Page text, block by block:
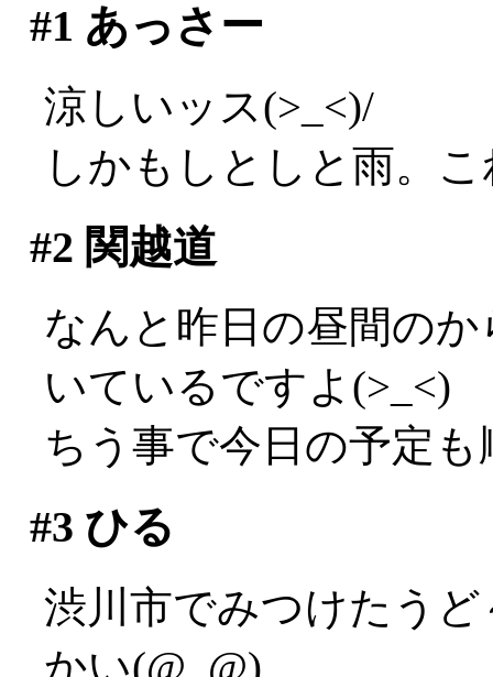
#1 あっさー
涼しいッス(>_<)/
しかもしとしと雨。
#2 関越道
なんと昨日の昼間の
いているですよ(>_<)
ちう事で今日の予定
#3 ひる
渋川市でみつけたう
かい(@_@)